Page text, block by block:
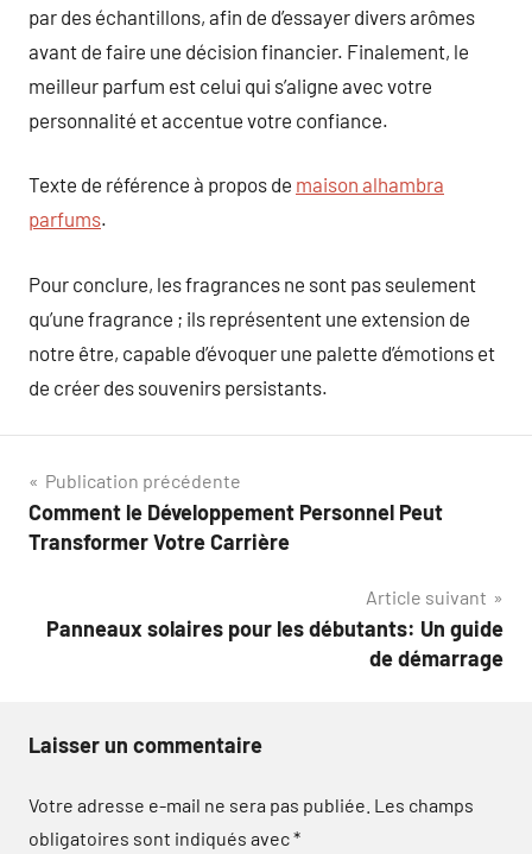
par des échantillons, afin de d’essayer divers arômes
avant de faire une décision financier. Finalement, le
meilleur parfum est celui qui s’aligne avec votre
personnalité et accentue votre confiance.
Texte de référence à propos de maison alhambra
parfums.
Pour conclure, les fragrances ne sont pas seulement
qu’une fragrance ; ils représentent une extension de
notre être, capable d’évoquer une palette d’émotions et
de créer des souvenirs persistants.
Navigation
de
Publication précédente
Comment le Développement Personnel Peut
Transformer Votre Carrière
Article suivant
Panneaux solaires pour les débutants: Un guide
de démarrage
Laisser un commentaire
Votre adresse e-mail ne sera pas publiée. Les champs
obligatoires sont indiqués avec*